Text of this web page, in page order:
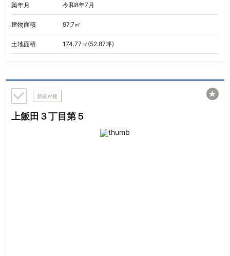
築年月 令和8年7月
建物面積 97.7㎡
土地面積 174.77㎡(52.87坪)
新築戸建
上飯田３丁目第５
★